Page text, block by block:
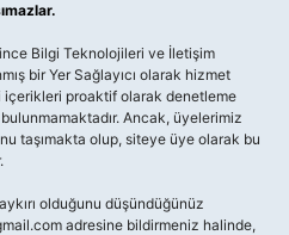
Bilgi Teknolojileri ve İletişim
bir Yer Sağlayıcı olarak hizmet
proaktif olarak denetleme
Ancak, üyelerimiz
taşımakta olup, siteye üye olarak bu
olduğunu düşündüğünüz
adresine bildirmeniz halinde,